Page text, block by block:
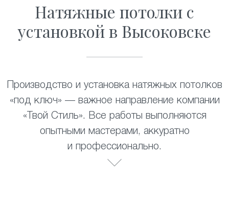
Натяжные потолки с
установкой в Высоковске
Производство и установка натяжных потолков
«под ключ» — важное направление компании
«Твой Стиль». Все работы выполняются
опытными мастерами, аккуратно
и профессионально.